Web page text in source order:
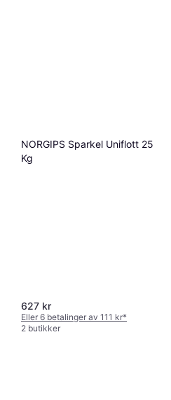
NORGIPS Sparkel Uniflott 25
Kg
627 kr
Eller 6 betalinger av 111 kr*
2 butikker